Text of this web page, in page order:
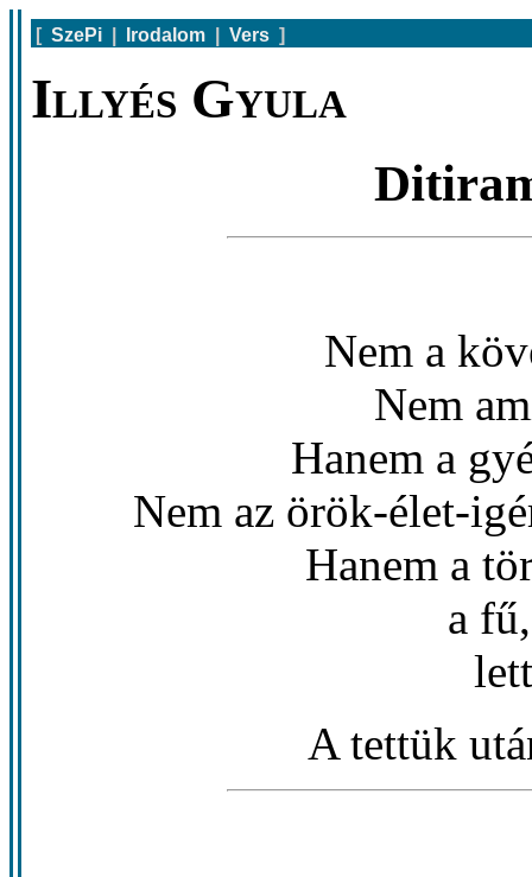
[ SzePi Irodalom Vers ]
Illyés Gyula
Nem a
Nem
Hanem a
Nem az örök-élet-
Hanem a
a
A tettük